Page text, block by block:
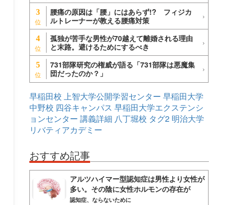
3
腰痛の原因は「腰」にはあらず!? フィジカ
ルトレーナーが教える腰痛対策
4
孤独が苦手な男性が70越えて離婚される理由
と末路。避けるためにするべき
5
731部隊研究の権威が語る「731部隊は悪魔集
団だったのか？」
早稲田校 上智大学公開学習センター 早稲田大学
中野校 四谷キャンパス 早稲田大学エクステンシ
ョンセンター 講義詳細 八丁堀校 タグ2 明治大学
リバティアカデミー
おすすめ記事
アルツハイマー型認知症は男性より女性が
多い。その陰に女性ホルモンの存在が
認知症、ならないために